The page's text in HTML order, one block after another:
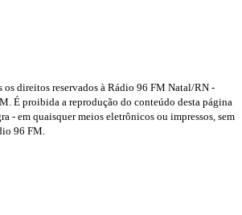
direitos reservados à Rádio 96 FM Natal/RN -
É proibida a reprodução do conteúdo desta página
- em quaisquer meios eletrônicos ou impressos, sem
96 FM.